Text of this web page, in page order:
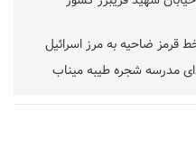
ضاحیه به مرز اسرائیل
مدرسه شجره طیبه میناب